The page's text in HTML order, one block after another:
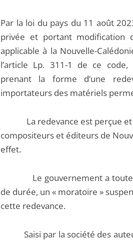
Par la loi du pays du 11 août
privée et portant modification
applicable à la Nouvelle-
l’article Lp. 311-1 de ce
prenant la forme d’une
importateurs des matériels
La redevance est perçue et
compositeurs et éditeurs de
effet.
Le gouvernement a
de durée, un « moratoire »
cette redevance.
Saisi par la société des